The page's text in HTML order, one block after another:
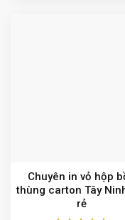
Chuyên in vỏ hộp
thùng carton Tây
rẻ